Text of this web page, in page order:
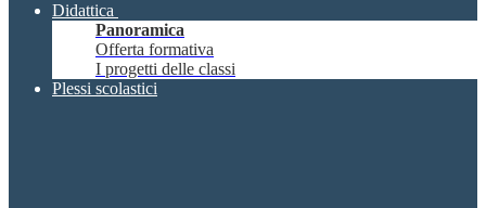
Didattica
Panoramica
Offerta formativa
I progetti delle classi
Plessi scolastici